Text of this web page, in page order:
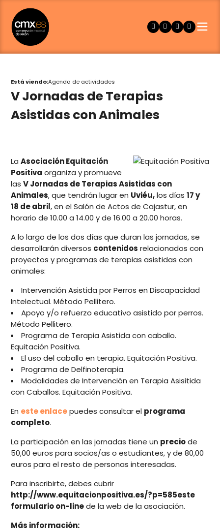
Está viendo:Agenda de actividades
V Jornadas de Terapias
Asistidas con Animales
LaAsociación Equitación
Positiva organiza y promueve
lasV Jornadas de Terapias Asistidas con
Animales, que tendrán lugar en Uviéu,los días17 y
18 de abril, en el Salón de Actos de Cajastur, en
horario de 10.00 a 14.00 y de 16.00 a 20.00 horas.
A lo largo de los dos días que duran las jornadas, se
desarrollarán diversos contenidos relacionados con
proyectos y programas de terapias asistidas con
animales:
Intervención Asistida por Perros en Discapacidad
Intelectual. Método Pellitero.
Apoyo y/o refuerzo educativo asistido por perros.
Método Pellitero.
Programa de Terapia Asistida con caballo.
Equitación Positiva.
El uso del caballo en terapia. Equitación Positiva.
Programa de Delfinoterapia.
Modalidades de Intervención en Terapia Asisitida
con Caballos. Equitación Positiva.
En este enlacepuedes consultar el programa
completo.
La participación en las jornadas tiene un preciode
50,00 euros para socios/as o estudiantes, y de 80,00
euros para el resto de personas interesadas.
Para inscribirte, debes cubrir
http://www.equitacionpositiva.es/?p=585este
formulario on-linede la web de la asociación.
Más información: